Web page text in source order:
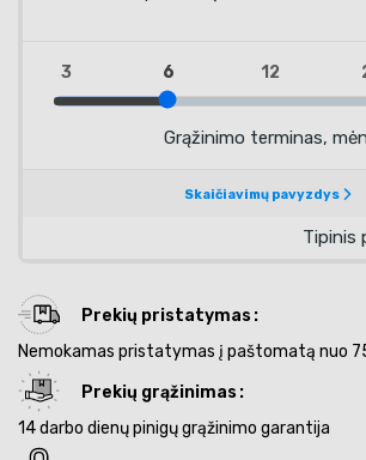
Prekių pristatymas
Nemokamas pristatymas į paštomatą nuo
Prekių grąžinimas
14 darbo dienų pinigų grąžinimo garantija